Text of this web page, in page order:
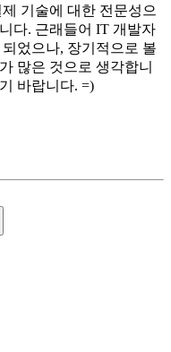
기술에 대한 전문성으
다. 근래들어 IT 개발자
었으나, 장기적으로 볼
많은 것으로 생각합니
바랍니다. =)